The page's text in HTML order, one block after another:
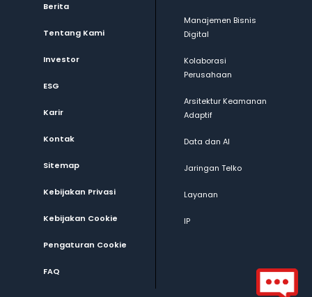
Berita
Tentang Kami
Investor
ESG
Karir
Kontak
Sitemap
Kebijakan Privasi
Kebijakan Cookie
Pengaturan Cookie
FAQ
Manajemen Bisnis
Digital
Kolaborasi
Perusahaan
Arsitektur Keamanan
Adaptif
Data dan AI
Jaringan Telko
Layanan
IP